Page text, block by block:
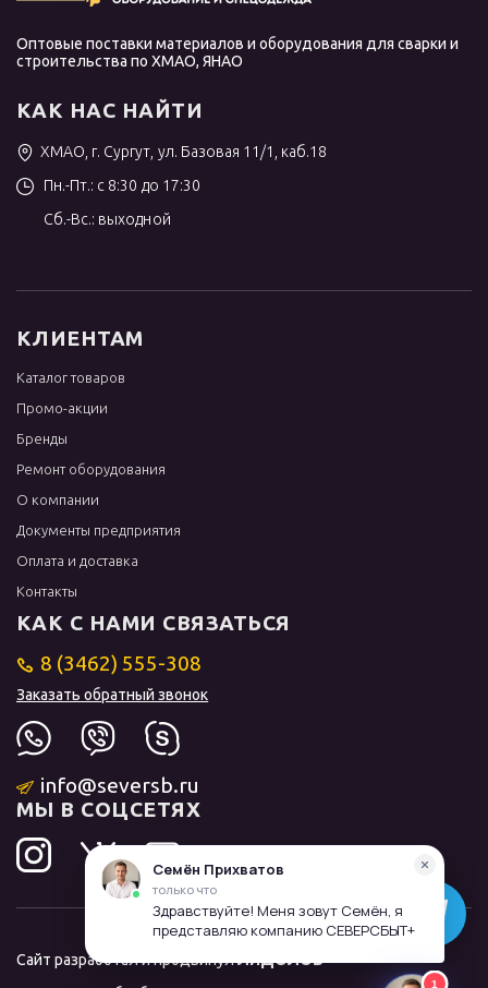
Оптовые поставки материалов и оборудования для сварки и
строительства по ХМАО, ЯНАО
КАК НАС НАЙТИ
ХМАО, г. Сургут, ул. Базовая 11/1, каб.18
Пн.-Пт.: с 8:30 до 17:30
Сб.-Вс.: выходной
КЛИЕНТАМ
Каталог товаров
Промо-акции
Бренды
Ремонт оборудования
О компании
Документы предприятия
Оплата и доставка
Контакты
КАК С НАМИ СВЯЗАТЬСЯ
8 (3462) 555-308
Заказать обратный звонок
info@seversb.ru
МЫ В СОЦСЕТЯХ
Сайт разработал и продвинулЛИДОЛОВ